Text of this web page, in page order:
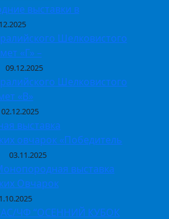
выставки в
Шелковистого
«Г» –
09.12.2025
Шелковистого
«В»
02.12.2025
выставка
овчарок «Победитель
03.11.2025
выставка
Овчарок
ЧФ “ОСЕННИЙ КУБОК